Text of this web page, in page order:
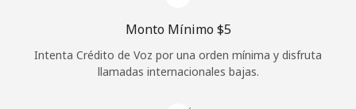
Monto Mínimo ⁦$5⁩
Intenta Crédito de Voz por una orden mínima y disfruta
llamadas internacionales bajas.